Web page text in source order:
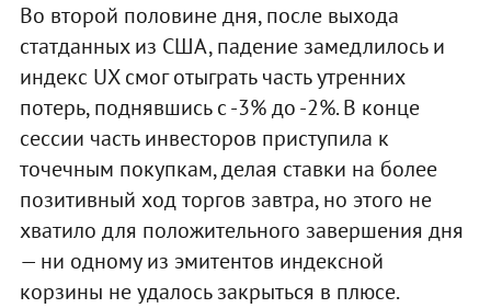
Во второй половине дня, после выхода
статданных из США, падение замедлилось и
индекс UX смог отыграть часть утренних
потерь, поднявшись с -3% до -2%. В конце
сессии часть инвесторов приступила к
точечным покупкам, делая ставки на более
позитивный ход торгов завтра, но этого не
хватило для положительного завершения дня
— ни одному из эмитентов индексной
корзины не удалось закрыться в плюсе.